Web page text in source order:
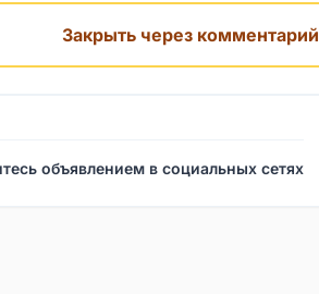
Закрыть через комментарий
объявлением в социальных сетях